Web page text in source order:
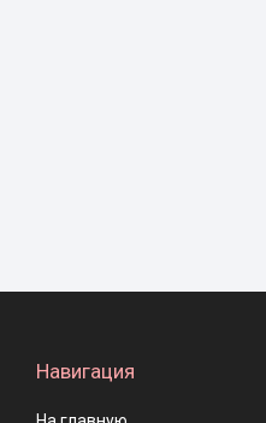
Навигация